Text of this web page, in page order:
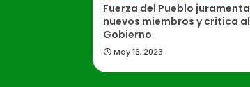
Fuerza del Pueblo juramenta
nuevos miembros y critica al
Gobierno
May 16, 2023